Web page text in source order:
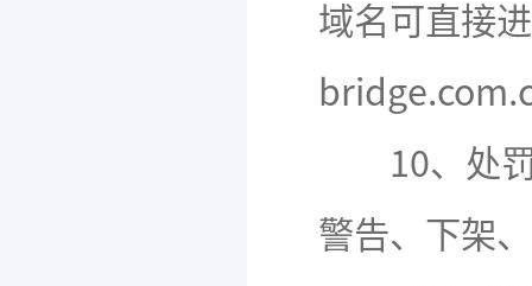
域名可直接
10、处罚
警告、下架